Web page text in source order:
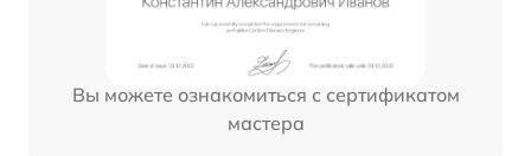
Вы можете ознакомиться с сертификатом
мастера